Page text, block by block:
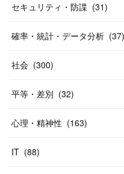
セキュリティ・防諜 (31)
確率・統計・データ分析 (37)
社会 (300)
平等・差別 (32)
心理・精神性 (163)
IT (88)